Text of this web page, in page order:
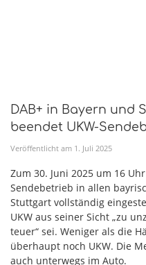
DAB+ in Bayern und
beendet UKW-
Veröffentlicht am 1 . Juli 2025
Zum 30. Juni 2025 um 16
Sendebetrieb in allen
Stuttgart vollständig
UKW aus seiner Sicht „zu
teuer“ sei. Weniger als die
überhaupt noch UKW. Die
auch unterwegs im Auto.